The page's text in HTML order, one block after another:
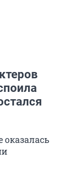
оказалась